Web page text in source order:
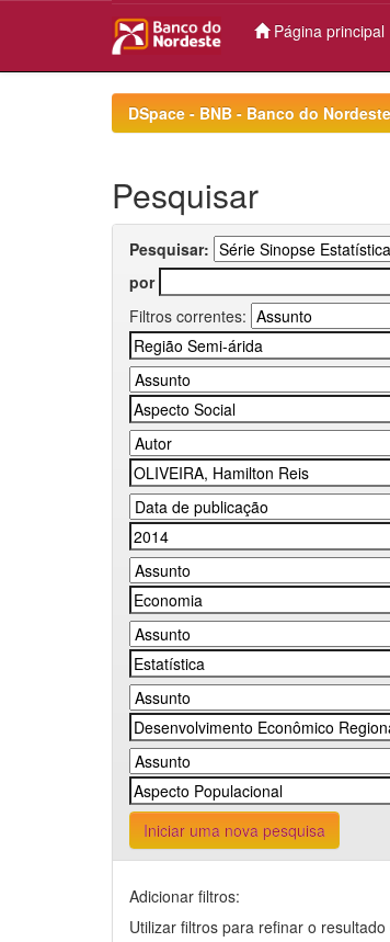
Página principal
DSpace - BNB - Banco do
Pesquisar
Pesquisar:
por
Filtros correntes:
Iniciar uma nova pesquisa
Adicionar filtros:
Utilizar filtros para refinar o